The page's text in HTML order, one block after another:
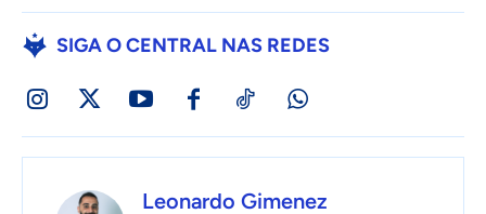
SIGA O CENTRAL NAS REDES
Leonardo Gimenez